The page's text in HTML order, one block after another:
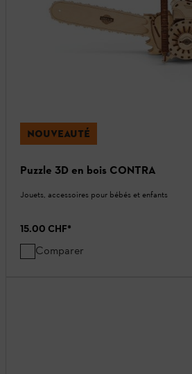
NOUVEAUTÉ
Puzzle 3D en bois CONTRA
Jouets, accessoires pour bébés et enfants
15.00 CHF*
Comparer